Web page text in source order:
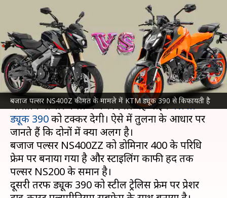
बजाज पल्सर NS400Z कीमत के मामले में KTM ड्यूक 390 से किफायती है
ड्यूक 390 में से कौन-सी बाइक है
बेहतर? तुलना से जानें
लेखन दिनेश चंद शर्मा May 04, 2024 03:52 pm
क्या है खबर?
बजाजने 3 मई को अपनी पल्सर NS400Z बाइक को
भारतीय बाजार में लॉन्च कर दिया। यह बाइकKTM
ड्यूक 390को टक्कर देगी। ऐसे में तुलना के आधार पर
जानते हैं कि दोनों में क्या अलग है।
बजाज पल्सर NS400ZZ को डोमिनार 400 के परिधि
फ्रेम पर बनाया गया है और स्टाइलिंग काफी हद तक
पल्सर NS200 के समान है।
दूसरी तरफ ड्यूक 390 को स्टील ट्रेलिस फ्रेम पर प्रेशर